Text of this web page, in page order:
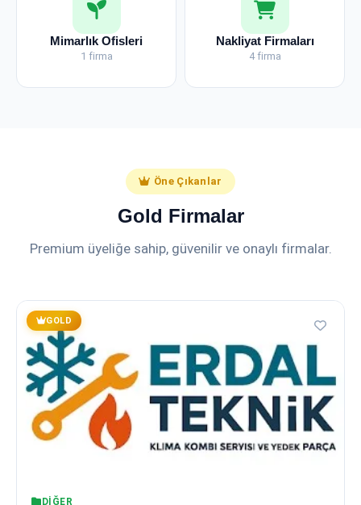
Mimarlık Ofisleri
1 firma
Nakliyat Firmaları
4 firma
Öne Çıkanlar
Gold Firmalar
Premium üyeliğe sahip, güvenilir ve onaylı firmalar.
GOLD
DIĞER